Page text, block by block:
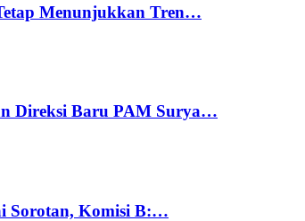
Menunjukkan Tren…
Direksi Baru PAM Surya…
Sorotan, Komisi B:…